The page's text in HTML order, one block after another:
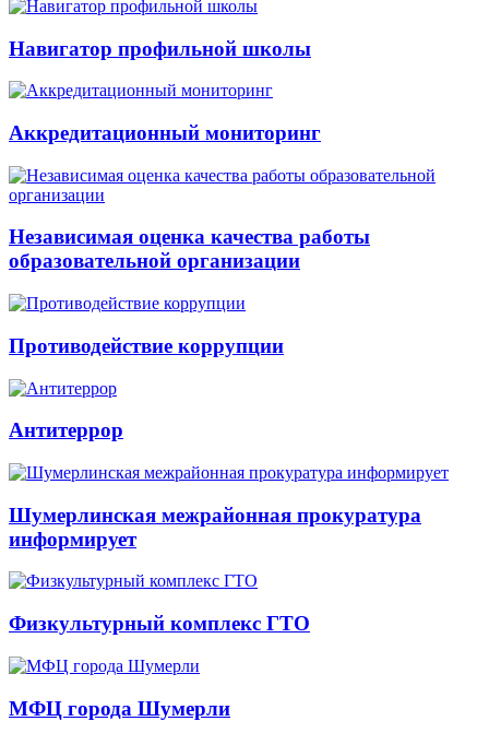
Навигатор профильной школы
Аккредитационный мониторинг
Независимая оценка качества работы
образовательной организации
Противодействие коррупции
Антитеррор
Шумерлинская межрайонная прокуратура
информирует
Физкультурный комплекс ГТО
МФЦ города Шумерли